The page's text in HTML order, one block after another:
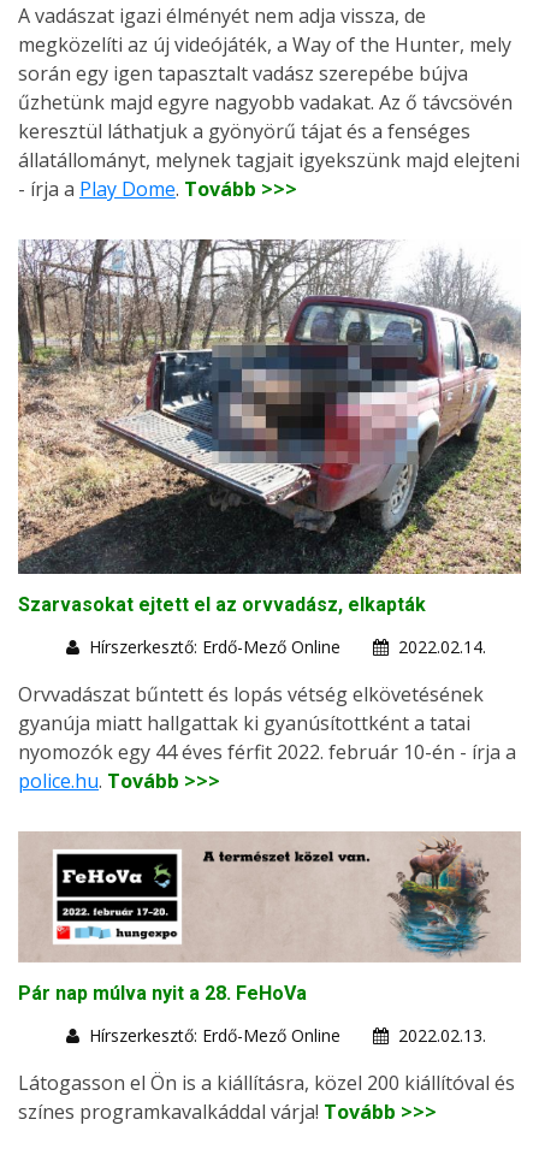
A vadászat igazi élményét nem adja vissza, de
megközelíti az új videójáték, a Way of the Hunter, mely
során egy igen tapasztalt vadász szerepébe bújva
űzhetünk majd egyre nagyobb vadakat. Az ő távcsövén
keresztül láthatjuk a gyönyörű tájat és a fenséges
állatállományt, melynek tagjait igyekszünk majd elejteni
- írja a Play Dome. Tovább >>>
Szarvasokat ejtett el az orvvadász, elkapták
Hírszerkesztő: Erdő-Mező Online
2022.02.14.
Orvvadászat bűntett és lopás vétség elkövetésének
gyanúja miatt hallgattak ki gyanúsítottként a tatai
nyomozók egy 44 éves férfit 2022. február 10-én - írja a
police.hu. Tovább >>>
Pár nap múlva nyit a 28. FeHoVa
Hírszerkesztő: Erdő-Mező Online
2022.02.13.
Látogasson el Ön is a kiállításra, közel 200 kiállítóval és
színes programkavalkáddal várja! Tovább >>>